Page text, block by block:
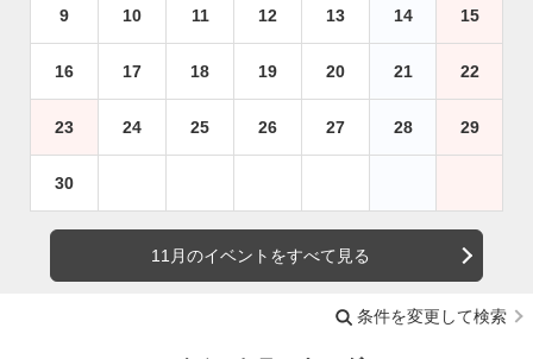
9 10 11 12 13 14 15
16 17 18 19 20 21 22
23 24 25 26 27 28 29
30
11月のイベントをすべて見る
条件を変更して検索